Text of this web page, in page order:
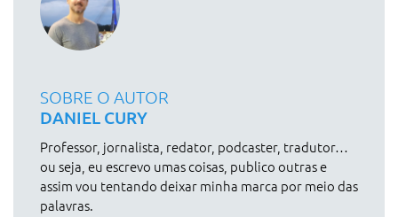
SOBRE O AUTOR
DANIEL CURY
Professor, jornalista, redator, podcaster, tradutor…
ou seja, eu escrevo umas coisas, publico outras e
assim vou tentando deixar minha marca por meio das
palavras.